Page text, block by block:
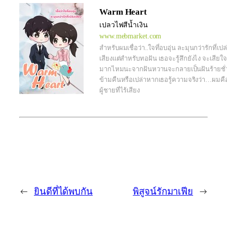
Warm Heart
เปลวไฟสีน้ำเงิน
www.mebmarket.com
สำหรับผมเชื่อว่า..ใจที่อบอุ่น ละมุนกว่ารักที่เป
เสียงแต่สำหรับทอฝัน เธอจะรู้สึกยังไง จะเสียใจ
มากไหมนะจากฝันหวานจะกลายเป็นฝันร้ายชั่
ข้ามคืนหรือเปล่าหากเธอรู้ความจริงว่า…ผมคื
ผู้ชายที่ไร้เสียง
← ยินดีที่ได้พบกัน พิสูจน์รักมาเฟีย →